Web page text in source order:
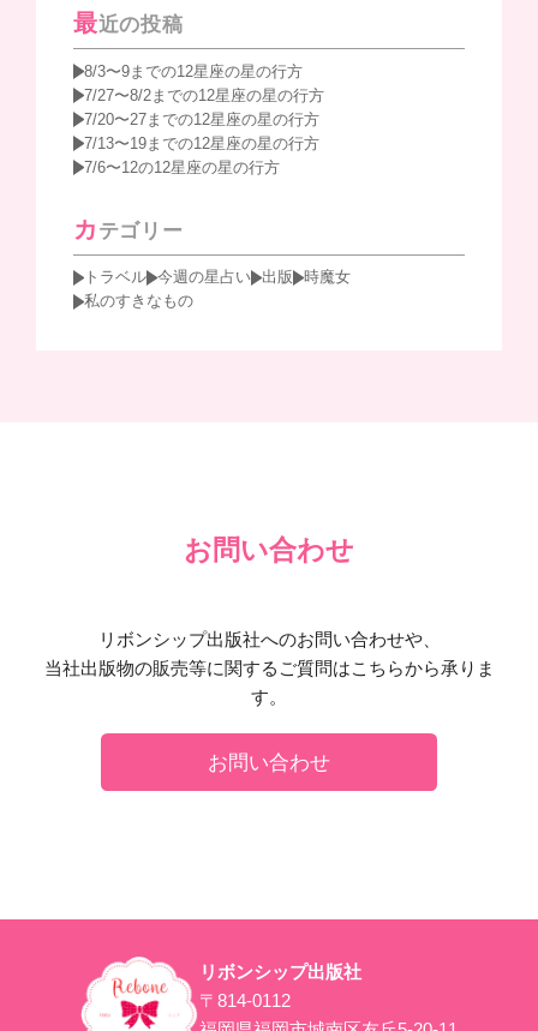
最近の投稿
8/3〜9までの12星座の星の行方
7/27〜8/2までの12星座の星の行方
7/20〜27までの12星座の星の行方
7/13〜19までの12星座の星の行方
7/6〜12の12星座の星の行方
カ テゴリー
トラベル 今週の星占い 出版
時魔女
私のすきなもの
お問い合わせ
リボンシップ出版社へのお問い合わせや、
当社出版物の販売等に関するご質問はこちらから承りま
す。
お問い合わせ
リボンシップ出版社
〒814-0112